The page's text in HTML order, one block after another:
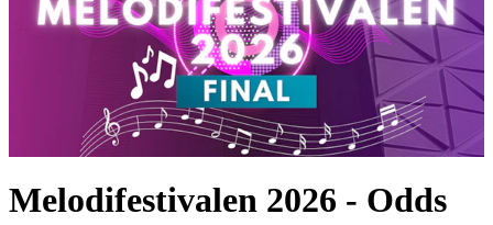
Melodifestivalen 2026 - Odds